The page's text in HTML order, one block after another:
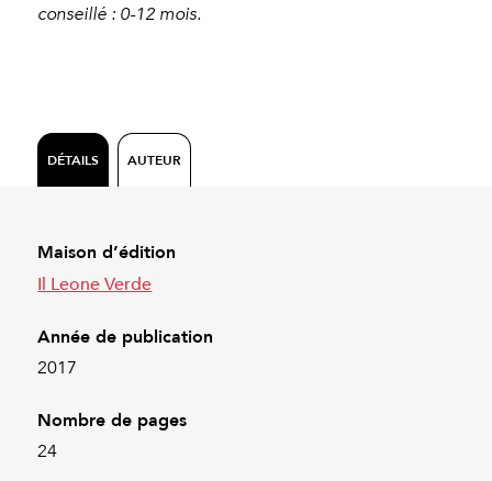
conseillé : 0-12 mois.
DÉTAILS AUTEUR
Maison d’édition
Il Leone Verde
Année de publication
2017
Nombre de pages
24